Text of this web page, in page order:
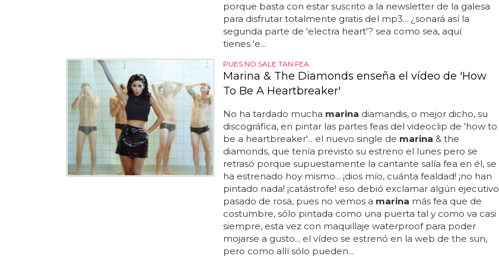
porque basta con estar suscrito a la newsletter de la galesa
para disfrutar totalmente gratis del mp3... ¿sonará así la
segunda parte de 'electra heart'? sea como sea, aquí
tienes 'e...
PUES NO SALE TAN FEA
Marina & The Diamonds enseña el vídeo de 'How
To Be A Heartbreaker'
No ha tardado mucha marina diamandis, o mejor dicho, su
discográfica, en pintar las partes feas del videoclip de 'how to
be a heartbreaker'... el nuevo single de marina & the
diamonds, que tenía previsto su estreno el lunes pero se
retrasó porque supuestamente la cantante salía fea en él, se
ha estrenado hoy mismo... ¡dios mío, cuánta fealdad! ¡no han
pintado nada! ¡catástrofe! eso debió exclamar algún ejecutivo
pasado de rosa, pues no vemos a marina más fea que de
costumbre, sólo pintada como una puerta tal y como va casi
siempre, esta vez con maquillaje waterproof para poder
mojarse a gusto... el vídeo se estrenó en la web de the sun,
pero como allí sólo pueden...